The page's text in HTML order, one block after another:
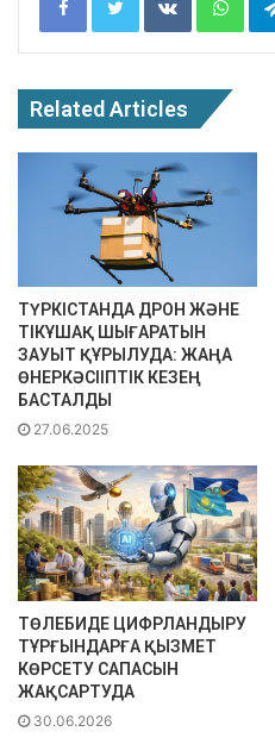
Related Articles
ТҮРКІСТАНДА ДРОН ЖӘНЕ
ТІКҰШАҚ ШЫҒАРАТЫН
ЗАУЫТ ҚҰРЫЛУДА: ЖАҢА
ӨНЕРКӘСІІПТІК КЕЗЕҢ
БАСТАЛДЫ
27.06.2025
ТӨЛЕБИДЕ ЦИФРЛАНДЫРУ
ТҰРҒЫНДАРҒА ҚЫЗМЕТ
КӨРСЕТУ САПАСЫН
ЖАҚСАРТУДА
30.06.2026